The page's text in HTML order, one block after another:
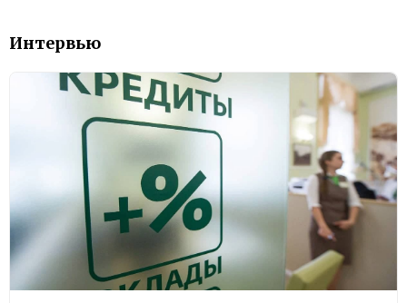
Интервью